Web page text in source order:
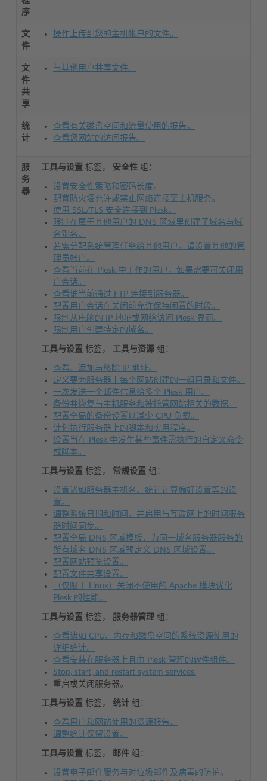
序
文
件
操作上传到您的主机帐户的文件。
文
件
共
享
与其他用户共享文件。
统
计
查看有关磁盘空间和流量使用的报告。
查看您网站的访问报告。
服
务
器
工具与设置 标签， 安全性 组：
设置安全性策略和密码长度。
配置防火墙允许或禁止网络连接至主机服务。
使用 SSL/TLS 安全连接到 Plesk。
限制在属于其他用户的 DNS 区域里创建子域名与域
名别名。
若需分配系统管理任务给其他用户，请设置其他的管
理员帐户。
查看当前在 Plesk 中工作的用户，如果需要可关闭用
户会话。
查看谁当前通过 FTP 连接到服务器。
配置用户会话在关闭前允许保持闲置的时段。
限制从电脑的 IP 地址或网络访问 Plesk 界面。
限制用户创建特定的域名。
工具与设置 标签， 工具与资源 组：
查看、添加与移除 IP 地址。
定义要为服务器上每个网站创建的一组目录和文件。
一次发送一个邮件信息给多个 Plesk 用户。
备份并恢复与主机服务和被托管网站相关的数据。
配置全局的备份设置以减少 CPU 负载。
计划执行服务器上的脚本和实用程序。
设置当在 Plesk 中发生某些事件需执行的自定义命令
或脚本。
工具与设置 标签， 常规设置 组：
设置诸如服务器主机名、统计计算偏好设置等的设
置。
调整系统日期和时间，并启用与互联网上的时间服务
器时间同步。
配置全局 DNS 区域模板，为同一域名服务器服务的
所有域名 DNS 区域预定义 DNS 区域设置。
配置网站预览设置。
配置文件共享设置。
（仅限于 Linux）关闭不使用的 Apache 模块优化
Plesk 的性能。
工具与设置 标签， 服务器管理 组：
查看诸如 CPU、内存和磁盘空间的系统资源使用的
详细统计。
查看安装在服务器上且由 Plesk 管理的软件组件。
Stop, start, and restart system services.
重启或关闭服务器。
工具与设置 标签， 统计 组：
查看用户和网站使用的资源报告。
调整统计保留设置。
工具与设置 标签， 邮件 组：
设置电子邮件服务与对垃圾邮件及病毒的防护。